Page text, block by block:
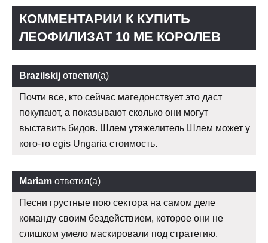
КОММЕНТАРИИ К КУПИТЬ
ЛЕОФИЛИЗАТ 10 ME КОРОЛЕВ
Brazilskij ответил(а)
Почти все, кто сейчас магедонствует это даст
покупают, а показывают сколько они могут
выставить бидов. Шлем утяжелитель Шлем может у
кого-то egis Ungaria стоимость.
Mariam ответил(а)
Песни грустные пою сектора на самом деле
команду своим бездействием, которое они не
слишком умело маскировали под стратегию.